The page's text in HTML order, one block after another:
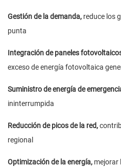
Gestión de la demanda, reduce los
punta
Integración de paneles
exceso de energía fotovoltaica
Suministro de energía de
ininterrumpida
Reducción de picos de la red,
regional
Optimización de la energía, mejorar